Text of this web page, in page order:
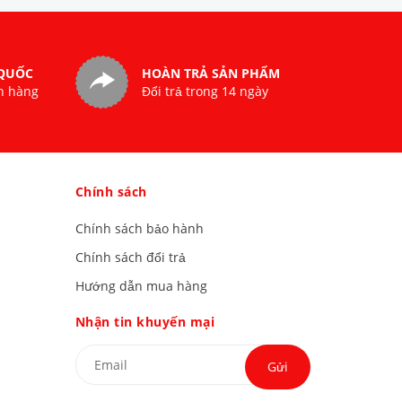
hàng
HOÀN TRẢ SẢN PHẨM
Đổi trả trong 14 ngày
Chính sách
Chính sách bảo hành
Chính sách đổi trả
Hướng dẫn mua hàng
Nhận tin khuyến mại
Gửi